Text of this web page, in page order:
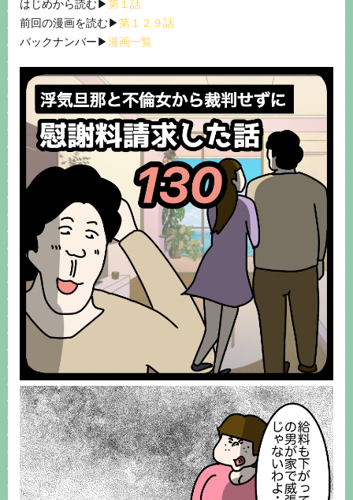
はじめから読む▶︎第１話
前回の漫画を読む▶︎第１２９話
バックナンバー▶︎漫画一覧